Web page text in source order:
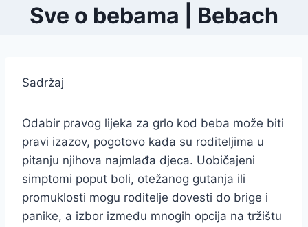
Sve o bebama | Bebach
Sadržaj
Odabir pravog lijeka za grlo kod beba može biti
pravi izazov, pogotovo kada su roditeljima u
pitanju njihova najmlađa djeca. Uobičajeni
simptomi poput boli, otežanog gutanja ili
promuklosti mogu roditelje dovesti do brige i
panike, a izbor između mnogih opcija na tržištu